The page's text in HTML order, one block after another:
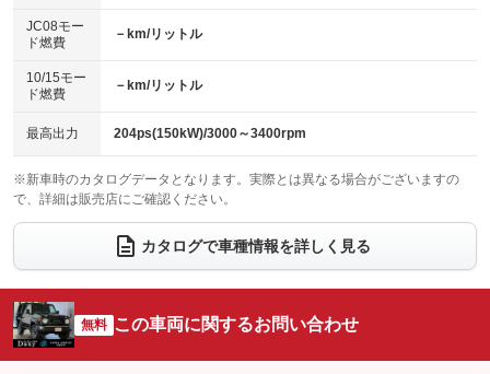
電動格納ミラー
：装備あり
：装備なし
パワーシート
ベンチシート
：装備なし
チップアップシート
：装備なし オットマン
：装備なし
：装備なし ：装備なし
ウォークスルー
：装備なし
電動リアゲート フロントカメラ
：装備なし
：装備なし ：装備なし
サイドカメラ
：装備なし ルーフレール
：装備なし
：装備なし
：装備なし
JC08モー
ド燃費
－km/リットル
10/15モー
ド燃費
－km/リットル
最高出力 204ps(150kW)/3000～3400rpm
※新車時のカタログデータとなります。実際とは異なる場合がございますの
で、詳細は販売店にご確認ください。
カタログで車種情報を詳しく見る
無料 この車両に関するお問い合わせ